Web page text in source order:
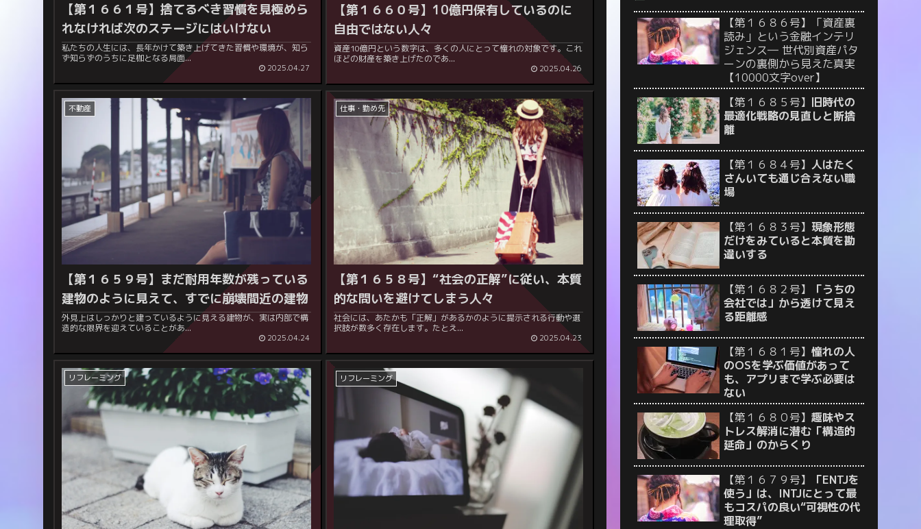
【第１６６１号】捨てるべき習慣を見極めら
れなければ次のステージにはいけない
私たちの人生には、長年かけて築き上げてきた習慣や環境が、知ら
ず知らずのうちに足枷となる局面...
2025.04.27
【第１６６０号】 10億円保有しているのに
自由ではない人々
資産10億円という数字は、多くの人にとって憧れの対象です。これ
ほどの財産を築き上げたのであ...
2025.04.26
不動産
【第１６５９号】 まだ耐用年数が残っている
建物のように見えて、すでに崩壊間近の建物
外見上はしっかりと建っているように見える建物が、実は内部で構
造的な限界を迎えていることがあ...
2025.04.24
仕事・勤め先
【第１６５８号】“社会の正解”に従い、本質
的な問いを避けてしまう人々
社会には、あたかも「正解」があるかのように提示される行動や選
択肢が数多く存在します。たとえ...
2025.04.23
リフレーミング リフレーミング
【第１６８６号】「資産裏
読み」という金融インテリ
ジェンス― 世代別資産パタ
ーンの裏側から見えた真実
【10000文字over】
【第１６８５号】 旧時代の
最適化戦略の見直しと断捨
離
【第１６８４号】 人はたく
さんいても通じ合えない職
場
【第１６８３号】 現象形態
だけをみていると本質を勘
違いする
【第１６８２号】
「うちの
会社では」から透けて見え
る距離感
【第１６８１号】 憧れの人
のOSを学ぶ価値があって
も、アプリまで学ぶ必要は
ない
【第１６８０号】 趣味やス
トレス解消に潜む「構造的
延命」のからくり
【第１６７９号】
「ENTJを
使う」は、INTJにとって最
もコスパの良い“可視性の代
理取得”